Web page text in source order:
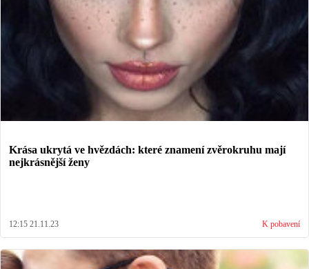
Krása ukrytá ve hvězdách: které znamení zvěrokruhu mají
nejkrásnější ženy
12:15 21.11.23 K pobavení